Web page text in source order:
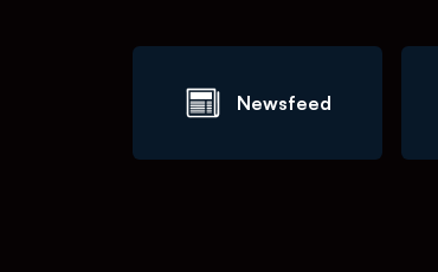
Newsfeed